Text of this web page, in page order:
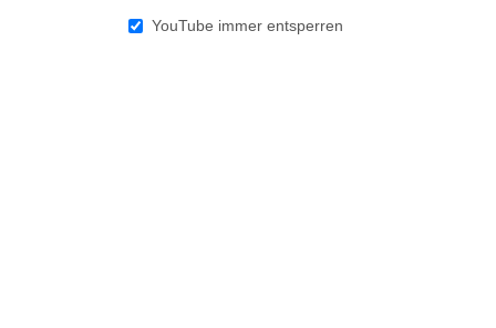
YouTube immer entsperren